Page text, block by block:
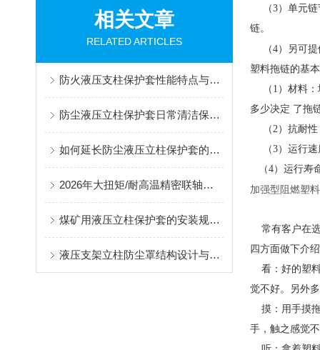
相关文章
RELATED ARTICLES
防火液压支柱保护套性能特点与阻燃防护应用
防尘液压立柱保护套日常清洁保养与更换规范
如何延长防尘液压立柱保护套的使用寿命？
2026年大扭矩/耐高温精密联轴器定制找哪家？能实现精准定制的优质厂家盘点
煤矿用液压立柱保护套的安装规范与使用寿命提升方案
液压支架立柱防尘罩结构设计与密封防护原理
（3）单元链
链。
（4）另可提
塑料拖链的基
（1）材料：
多少决定 了拖
（2）抗耐性
（3）运行速
（4）运行寿
加强型阻燃塑
常有客户在选
四方面做下介
看：好的塑料
觉不好。另外
摸：用手摸拖
手，触之感觉